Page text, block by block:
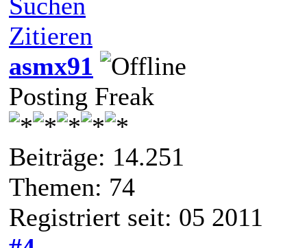
Zitieren
asmx91
Posting Freak
Beiträge: 14.251
Themen: 74
Registriert seit: 05 2011